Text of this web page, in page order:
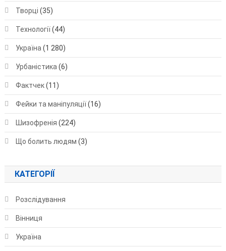
Творці (35)
Технології(44)
Україна (1 280)
Урбаністика (6)
Фактчек(11)
Фейки та маніпуляції(16)
Шизофренія (224)
Що болить людям (3)
КАТЕГОРІЇ
Розслідування
Вінниця
Україна